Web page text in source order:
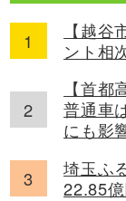
【越
ント相
【首
普通車
にも影
埼玉ふ
22.85